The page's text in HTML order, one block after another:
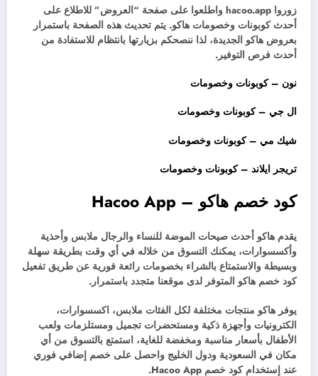
زوروا hacoo.app واطلعوا على صفحة “العروض” للاطلاع على
أحدث كوبونات وخصومات هاكو. يتم تحديث هذه الصفحة باستمرار
بعروض هاكو الجديدة، لذا ننصحكم بزيارتها بانتظام للاستفادة من
أحدث فرص التوفير.
نون – كوبونات وخصومات
ال جي – كوبونات وخصومات
شيك مي – كوبونات وخصومات
تريجر ايلاند – كوبونات وخصومات
كود خصم هاكو – Hacoo App
يقدم هاكو أحدث صيحات الموضة للنساء والرجال ملابس وأحذية
وأكسسوارات، يمكنك التسوق من خلاله في أي وقت بطريقة سهلة
وبسيطة والاستمتاع بالشراء بخصومات رائعة فورية عن طريق تفعيل
كود خصم هاكو المتوفر لدى موقعنا متجدد باستمرار.
يوفر هاكو منتجات مختلفة لكل الفئات ملابس، اكسسوارات،
الكترونيات وأجهزة ذكية ومستحضرات تجميل ومستلزمات ولعب
الأطفال بأسعار مناسبة ومخفضة للغاية، استمتع بالتسوق من أي
مكان في السعودية ودول الخليج واحصل على خصم إضافي فوري
عند إستخدام كود خصم Hacoo App.